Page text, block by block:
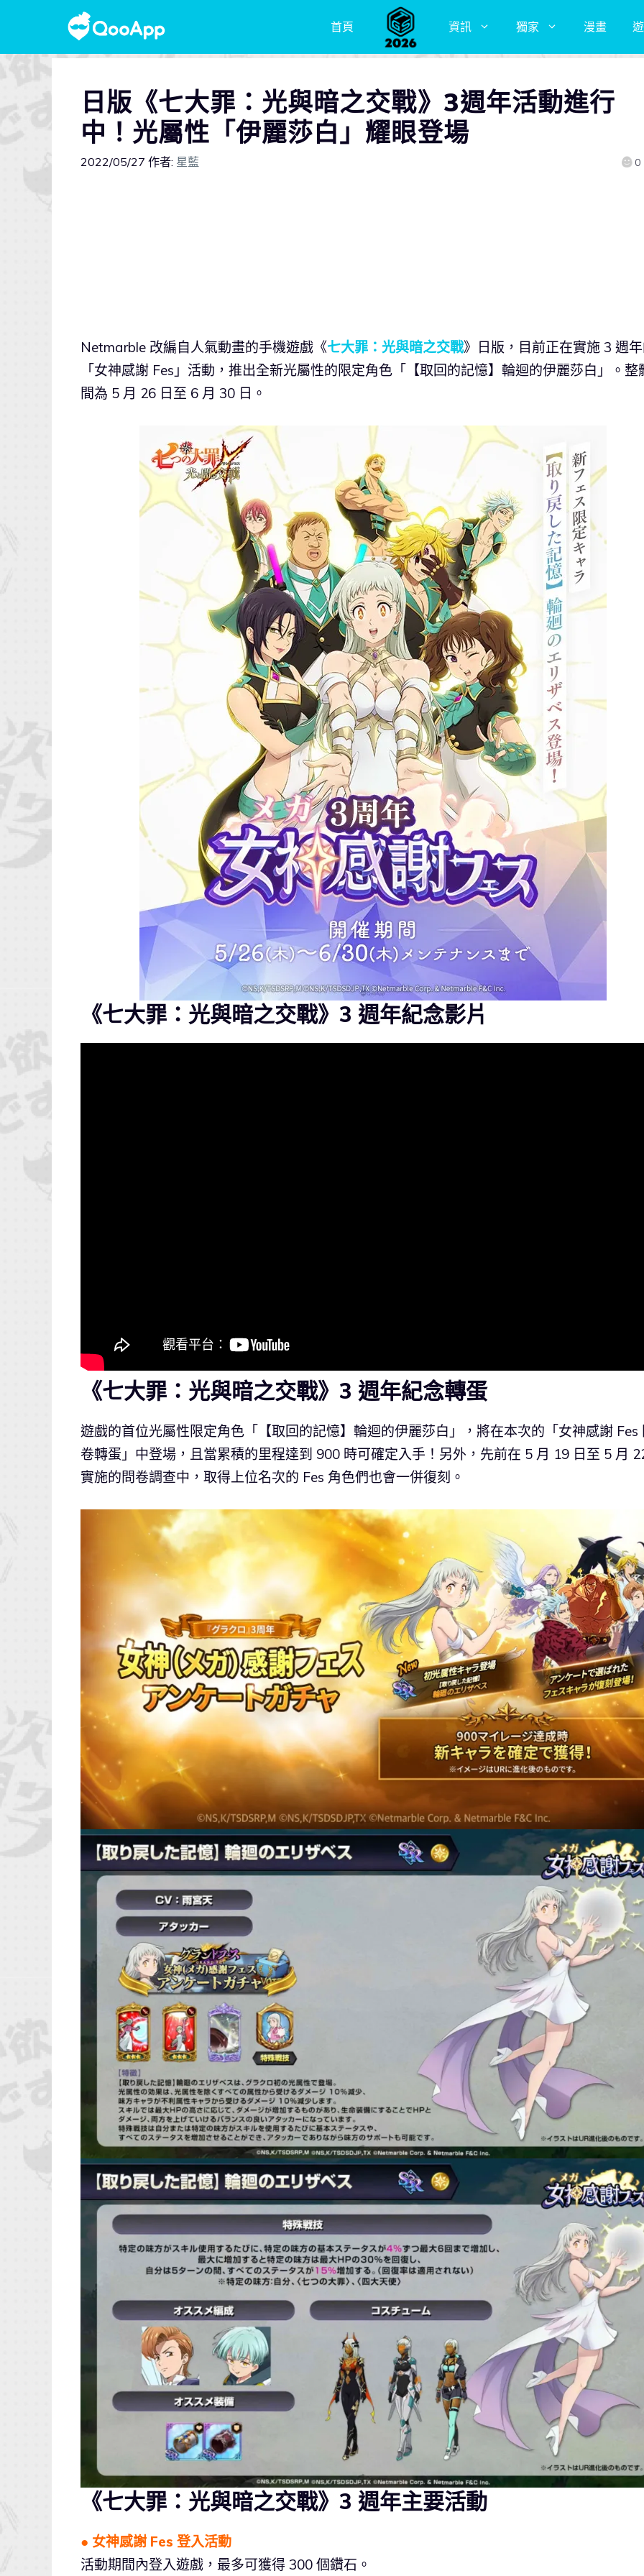
首頁 資訊 獨家 漫畫
日版《七大罪：光與暗之交戰》3週年活動進行
中！光屬性「伊麗莎白」耀眼登場
2022/05/27 作者: 星藍 0
Netmarble 改編自人氣動畫的手機遊戲《七大罪：光與暗之交戰》日版，目前正在實施 3 週
「女神感謝 Fes」活動，推出全新光屬性的限定角色「【取回的記憶】輪迴的伊麗莎白」。整
間為 5 月 26 日至 6 月 30 日。
《七大罪：光與暗之交戰》3 週年紀念影片
《七大罪：光與暗之交戰》3 週年紀念轉蛋
遊戲的首位光屬性限定角色「【取回的記憶】輪迴的伊麗莎白」，將在本次的「女神感謝 Fes
卷轉蛋」中登場，且當累積的里程達到 900 時可確定入手！另外，先前在 5 月 19 日至 5 月
實施的問卷調查中，取得上位名次的 Fes 角色們也會一併復刻。
《七大罪：光與暗之交戰》3 週年主要活動
● 女神感謝 Fes 登入活動
活動期間內登入遊戲，最多可獲得 300 個鑽石。